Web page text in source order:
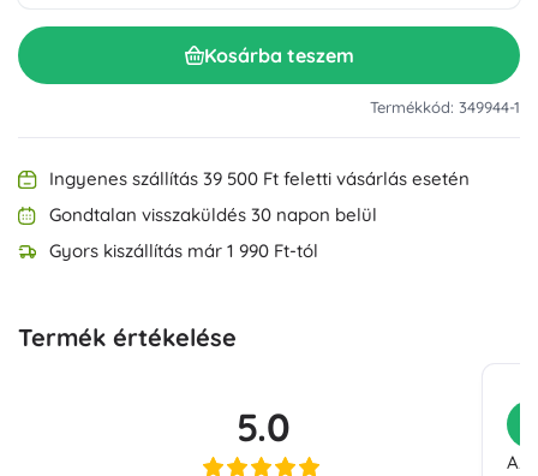
Kosárba teszem
Termékkód: 349944-1
Ingyenes szállítás 39 500 Ft feletti vásárlás esetén
Gondtalan visszaküldés 30 napon belül
Gyors kiszállítás már 1 990 Ft-tól
Termék értékelése
5.0
Az